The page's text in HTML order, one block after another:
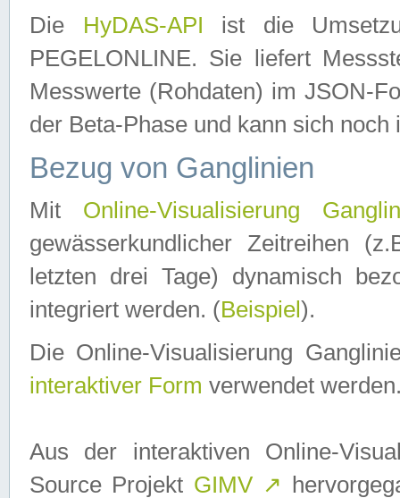
Die HyDAS-API ist die
PEGELONLINE. Sie liefert
Messwerte (Rohdaten) im JSON-
der Beta-Phase und kann sich noch
Bezug von Ganglinien
Mit Online-Visualisierung
gewässerkundlicher Zeitreihen
letzten drei Tage) dynamisch
integriert werden. (Beispiel ).
Die Online-Visualisierung
interaktiver Form verwendet
Aus der interaktiven Online-
Source Projekt GIMV ↗